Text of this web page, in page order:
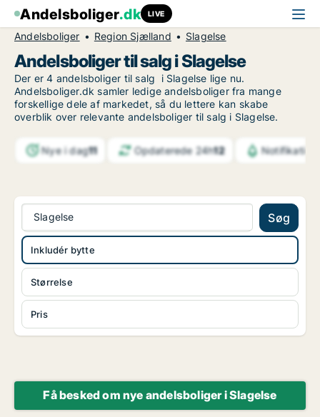
Andelsboliger.dk LIVE
Andelsboliger Region Sjælland Slagelse
Andelsboliger til salg i Slagelse
Der er 4 andelsboliger til salg i Slagelse lige nu.
Andelsboliger.dk samler ledige andelsboliger fra mange
forskellige dele af markedet, så du lettere kan skabe
overblik over relevante andelsboliger til salg i Slagelse.
Nye i dag11 Opdaterede 24h12
Slagelse Søg
Størrelse
Pris
Inkludér bytte
Få besked om nye andelsboliger i Slagelse